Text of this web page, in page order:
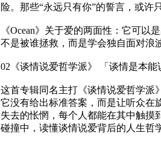
险。那些“永远只有你”的誓言，或许
《Ocean》关于爱的两面性：它可
不是被谁拯救，而是学会独自面对浪
02《谈情说爱哲学派》 「谈情是本能
这首专辑同名主打《谈情说爱哲学派
它没有给出标准答案，而是让听众在
失去的怅惘，每个人都能在其中触摸
碰撞中，读懂谈情说爱背后的人生哲